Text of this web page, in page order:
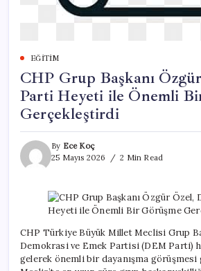
EĞITIM
CHP Grup Başkanı
Parti Heyeti ile Önemli
Gerçekleştirdi
By Ece Koç
25 Mayıs 2026
2 Min Read
CHP Türkiye Büyük Millet Meclisi Grup
Demokrasi ve Emek Partisi (DEM Parti)
gelerek önemli bir dayanışma